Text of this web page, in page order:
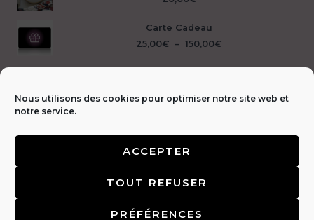
Nous utilisons des cookies pour optimiser notre site web et
notre service.
ACCEPTER
TOUT REFUSER
PRÉFÉRENCES
Carte Cadeau
25,00€ – 150,00€
prix :
à
CGV & Mentions légales ⚖️|